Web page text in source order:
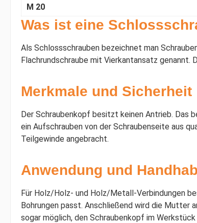
M 20
Was ist eine
Als Schlossschrauben bezeichnet man
Flachrundschraube mit Vierkantansatz
Merkmale und Sicherheit
Der Schraubenkopf besitzt keinen Antrieb. Das
ein Aufschrauben von der Schraubenseite aus
Teilgewinde angebracht.
Anwendung und
Für Holz/Holz- und Holz/Metall-Verbindungen
Bohrungen passt. Anschließend wird die Mutter
sogar möglich, den Schraubenkopf im